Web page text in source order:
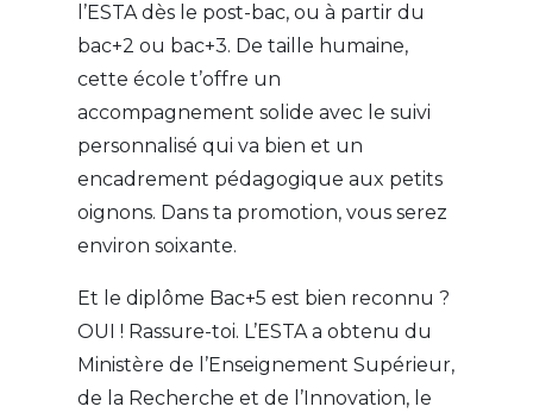
l’ESTA dès le post-bac, ou à partir du
bac+2 ou bac+3. De taille humaine,
cette école t’offre un
accompagnement solide avec le suivi
personnalisé qui va bien et un
encadrement pédagogique aux petits
oignons. Dans ta promotion, vous serez
environ soixante.
Et le diplôme Bac+5 est bien reconnu ?
OUI ! Rassure-toi. L’ESTA a obtenu du
Ministère de l’Enseignement Supérieur,
de la Recherche et de l’Innovation, le